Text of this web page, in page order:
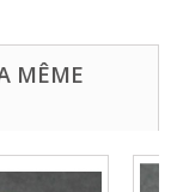
MÊME